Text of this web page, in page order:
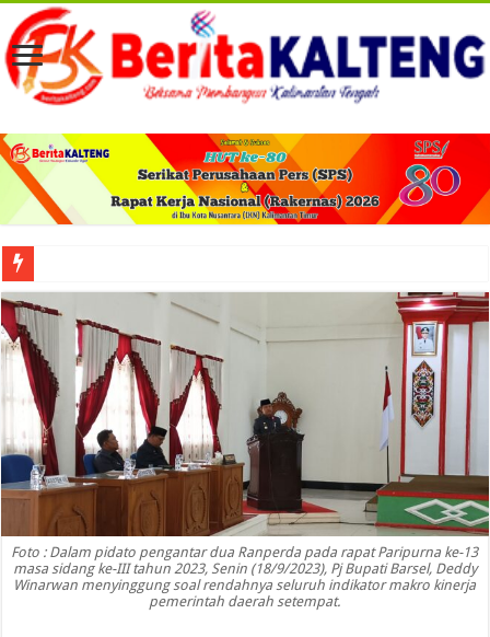
Viral! Selama Dua Bulan Lebih Siltap Serta Tunjangan Pemdes dan BPD di
Foto : Dalam pidato pengantar dua Ranperda pada rapat Paripurna ke-13
masa sidang ke-III tahun 2023, Senin (18/9/2023), Pj Bupati Barsel, Deddy
Winarwan menyinggung soal rendahnya seluruh indikator makro kinerja
pemerintah daerah setempat.